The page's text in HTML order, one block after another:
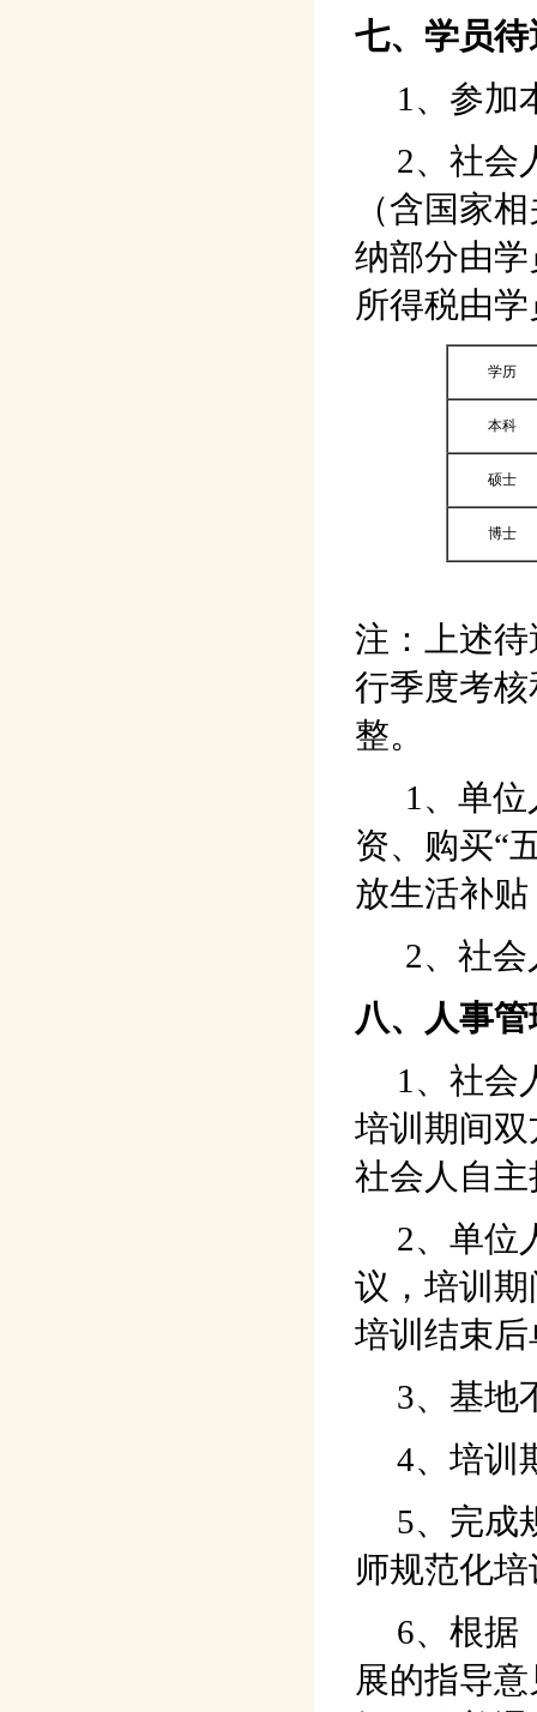
七、学员待
1、参加
2、社会
（含国家
纳部分由
所得税由
学历
本科
硕士
博士
注：上述
行季度考
整。
1、单位
资、购买“
放生活补
2、社会
八、人事
1、社会
培训期间
社会人自
2、单位
议，培训
培训结束
3、基地
4、培训
5、完成
师规范化
6、根据
展的指导